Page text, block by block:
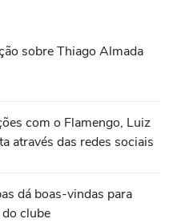
sobre Thiago Almada
com o Flamengo, Luiz
através das redes sociais
dá boas-vindas para
clube